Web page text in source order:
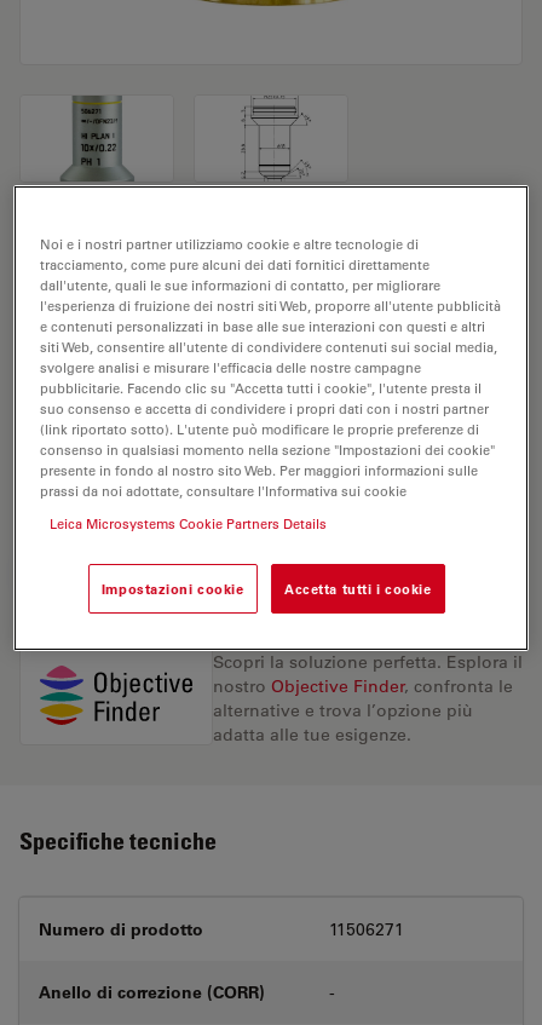
Obiettivo del microscopio HI PLAN I
10x/0,22 PH1
N. prodotto 11506271
L'obiettivo HI PLAN I 10x/0,22 PH1 ha un
ingrandimento di 10X e un'apertura numerica di
0,22mm. Adatto per l'analisi dei campioni a secco, è
provvisto di filettatura M25, con una distanza di lavoro
libera di 7,8 mm e un FN pari a 20.
RICHIESTA DI PREVENTIVO
Scopri la soluzione perfetta. Esplora il
nostro Objective Finder, confronta le
alternative e trova l’opzione più
adatta alle tue esigenze.
Specifiche tecniche
Numero di prodotto 11506271
Anello di correzione (CORR) -
Noi e i nostri partner utilizziamo cookie e altre tecnologie di
tracciamento, come pure alcuni dei dati fornitici direttamente
dall'utente, quali le sue informazioni di contatto, per migliorare
l'esperienza di fruizione dei nostri siti Web, proporre all'utente pubblicità
e contenuti personalizzati in base alle sue interazioni con questi e altri
siti Web, consentire all'utente di condividere contenuti sui social media,
svolgere analisi e misurare l'efficacia delle nostre campagne
pubblicitarie. Facendo clic su "Accetta tutti i cookie", l'utente presta il
suo consenso e accetta di condividere i propri dati con i nostri partner
(link riportato sotto). L'utente può modificare le proprie preferenze di
consenso in qualsiasi momento nella sezione "Impostazioni dei cookie"
presente in fondo al nostro sito Web. Per maggiori informazioni sulle
prassi da noi adottate, consultare l'Informativa sui cookie
Leica Microsystems Cookie Partners Details
Impostazioni cookie Accetta tutti i cookie